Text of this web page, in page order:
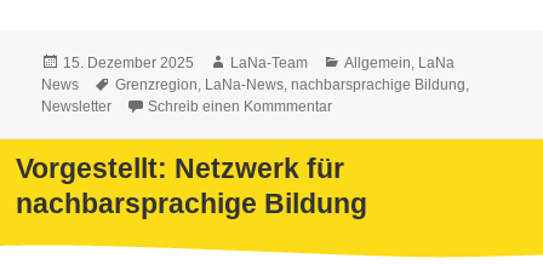
Veröffentlicht
am
15. Dezember 2025 Autor
LaNa-Team Kategorien
Allgemein LaNa
News
Schlagwörter
Grenzregion LaNa-News ,nachbarsprachige Bildung
Newsletter
Schreib einen Kommmentar
Vorgestellt: Netzwerk für
nachbarsprachige Bildung